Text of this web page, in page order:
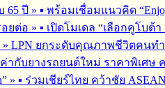
65 ปี » ▪︎ พร้อมเชื่อมแนวคิด
ยต่อ » ▪︎ เปิดโมเดล “เลือกคูโบ
» LPN ยกระดับคุณภาพชีวิตคนทำ
ากับยางรถยนต์ใหม่ ราคาพิเศษ
» ▪︎ ร่วมเชียร์ไทย คว้าชัย